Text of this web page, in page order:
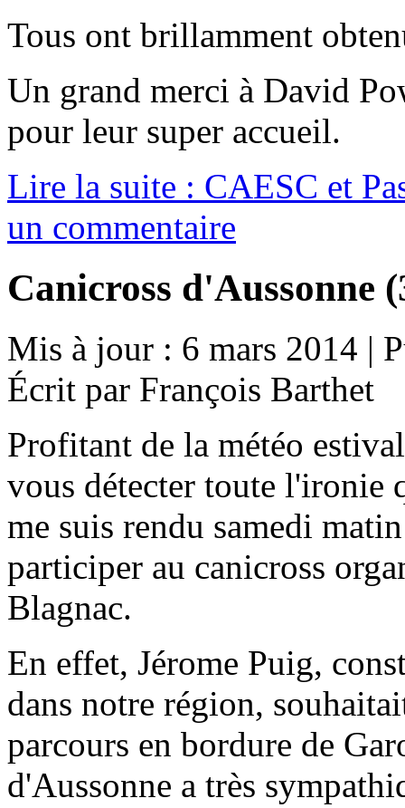
Tous ont brillamment
Un grand merci à David
pour leur super accueil.
Lire la suite : CAESC et
un commentaire
Canicross d'Aussonne
Mis à jour : 6 mars 2014 |
Écrit par François Barthet
Profitant de la météo
vous détecter toute l'ironie
me suis rendu samedi
participer au canicross
Blagnac.
En effet, Jérome Puig,
dans notre région,
parcours en bordure de
d'Aussonne a très